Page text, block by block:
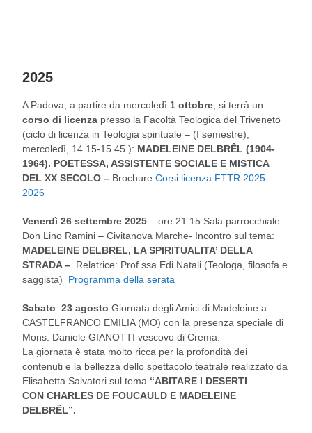
2025
A Padova, a partire da mercoledì 1 ottobre , si terrà un
corso di licenza presso la Facoltà Teologica del Triveneto
(ciclo di licenza in Teologia spirituale – (I semestre),
mercoledì, 14.15-15.45): MADELEINE DELBRÊL (1904-
1964). POETESSA, ASSISTENTE SOCIALE E MISTICA
DEL XX SECOLO – BrochureCorsi licenza FTTR 2025-
2026
Venerdì 26 settembre 2025 – ore 21.15 Sala parrocchiale
Don Lino Ramini – Civitanova Marche- Incontro sul tema:
MADELEINE DELBREL, LA SPIRITUALITA’ DELLA
STRADA – Relatrice: Prof.ssa Edi Natali (Teologa, filosofa e
saggista) Programma della serata
Sabato 23 agostoGiornata degli Amici di Madeleine a
CASTELFRANCO EMILIA (MO) con la presenza speciale di
Mons. Daniele GIANOTTI vescovo di Crema.
La giornata è stata molto ricca per la profondità dei
contenuti e la bellezza dello spettacolo teatrale realizzato da
Elisabetta Salvatori sul tema “ABITARE I DESERTI
CON CHARLES DE FOUCAULD E MADELEINE
DELBRÊL”.